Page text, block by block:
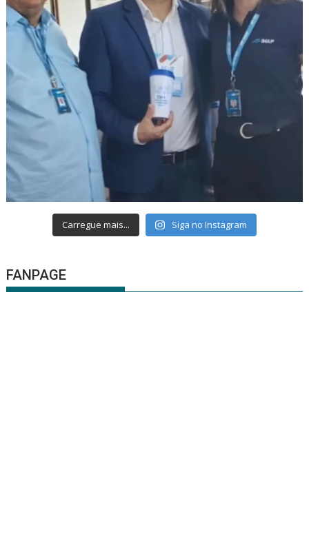
Carregue mais... Siga no Instagram
FANPAGE